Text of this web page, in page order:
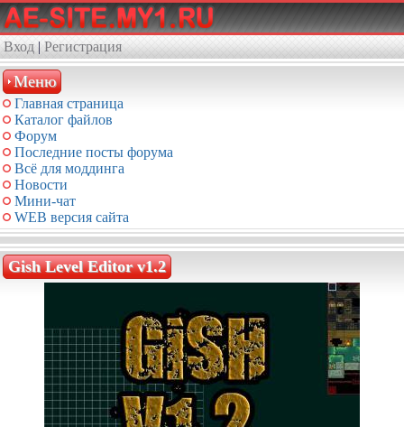
Вход | Регистрация
Меню
Главная страница
Каталог файлов
Форум
Последние посты форума
Всё для моддинга
Новости
Мини-чат
WEB версия сайта
Gish Level Editor v1.2